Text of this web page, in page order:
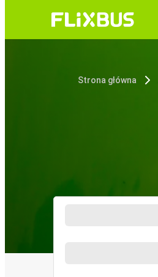
Strona główna